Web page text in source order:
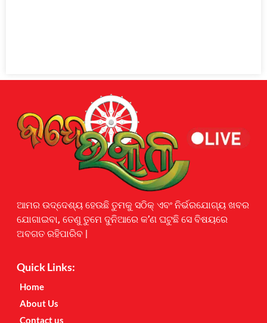
ଆମର ଉଦ୍ଦେଶ୍ୟ ହେଉଛି ତୁମକୁ ସଠିକ୍ ଏବଂ ନିର୍ଭରଯୋଗ୍ୟ ଖବର
ଯୋଗାଇବା, ତେଣୁ ତୁମେ ଦୁନିଆରେ କ’ଣ ଘଟୁଛି ସେ ବିଷୟରେ
ଅବଗତ ରହିପାରିବ |
Quick Links:
Home
About Us
Contact us